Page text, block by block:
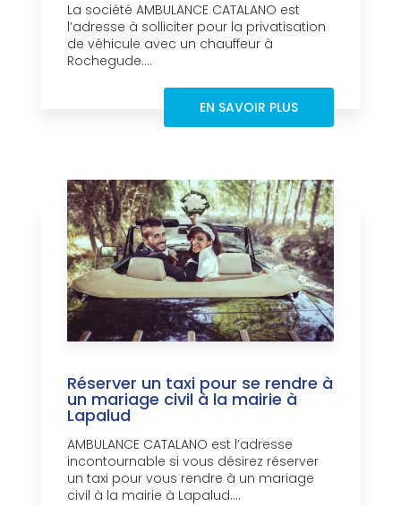
La société AMBULANCE CATALANO est
l’adresse à solliciter pour la privatisation
de véhicule avec un chauffeur à
Rochegude....
EN SAVOIR PLUS
Réserver un taxi pour se rendre à
un mariage civil à la mairie à
Lapalud
AMBULANCE CATALANO est l’adresse
incontournable si vous désirez réserver
un taxi pour vous rendre à un mariage
civil à la mairie à Lapalud....